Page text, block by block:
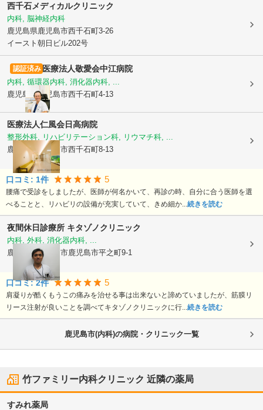
西千石メディカルクリニック
内科, 脳神経内科
鹿児島県鹿児島市西千石町3-26
イースト朝日ビル202号
認証済み 医療法人敬愛会中江病院
内科, 循環器内科, 消化器内科, ...
鹿児島県鹿児島市西千石町4-13
医療法人仁風会日高病院
整形外科, リハビリテーション科, リウマチ科, ...
鹿児島県鹿児島市西千石町8-13
口コミ: 1件 5
腰痛で受診をしましたが、医師が何名かいて、再診の時、自分に合う医師を選
べることと、リハビリの設備が充実していて、きめ細か... 続きを読む
夜間休日診療所 キタゾノクリニック
内科, 外科, 消化器内科, ...
鹿児島県鹿児島市鹿児島市平之町9-1
口コミ:2件 5
肩凝りが酷くもうこの痛みを治せる事は出来ないと諦めていましたが、筋膜リ
リース注射が良いことを調べてキタゾノクリニックに行... 続きを読む
鹿児島市(内科)の病院・クリニック一覧
竹ファミリー内科クリニック 近隣の薬局
すみれ薬局